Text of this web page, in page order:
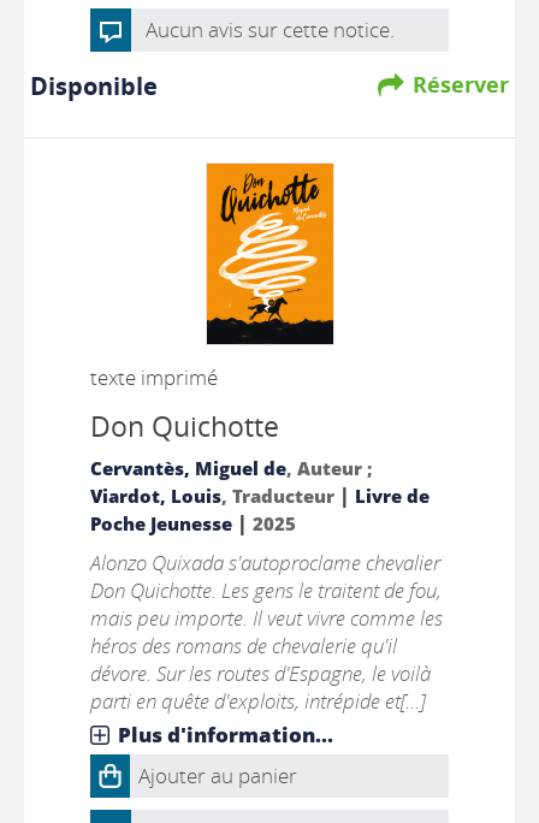
Aucun avis sur cette notice.
Réserver
Disponible
texte imprimé
Don Quichotte
Cervantès, Miguel de, Auteur ;
Viardot, Louis, Traducteur | Livre de
Poche Jeunesse| 2025
Alonzo Quixada s'autoproclame chevalier
Don Quichotte. Les gens le traitent de fou,
mais peu importe. Il veut vivre comme les
héros des romans de chevalerie qu'il
dévore. Sur les routes d'Espagne, le voilà
parti en quête d'exploits, intrépide et[...]
Plus d'information...
Ajouter au panier